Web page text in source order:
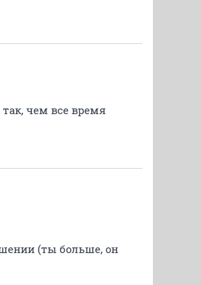
чем все время
(ты больше, он